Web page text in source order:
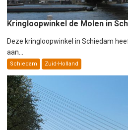
Kringloopwinkel de Molen in
Deze kringloopwinkel in Schiedam
aan...
Schiedam Zuid-Holland